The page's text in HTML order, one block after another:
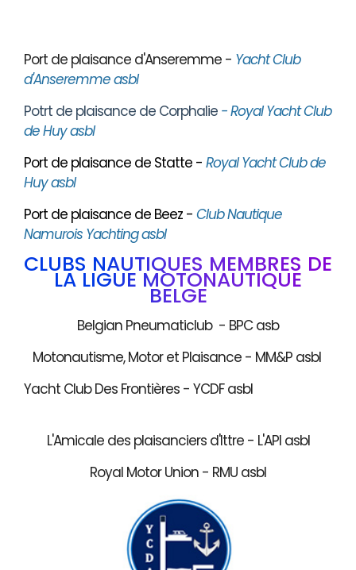
Port de plaisance d'Anseremme - Yacht Club
d'Anseremme asbl
Potrt de plaisance de Corphalie - Royal Yacht Club
de Huy asbl
Port de plaisance de Statte - Royal Yacht Club de
Huy asbl
Port de plaisance de Beez - Club Nautique
Namurois Yachting asbl
CLUBS NAUTIQUES MEMBRES DE
LA LIGUE MOTONAUTIQUE
BELGE
Belgian Pneumaticlub - BPC asb
Motonautisme, Motor et Plaisance - MM&P asbl
Yacht Club Des Frontières - YCDF asbl
L'Amicale des plaisanciers d'Ittre - L'API asbl
Royal Motor Union - RMU asbl